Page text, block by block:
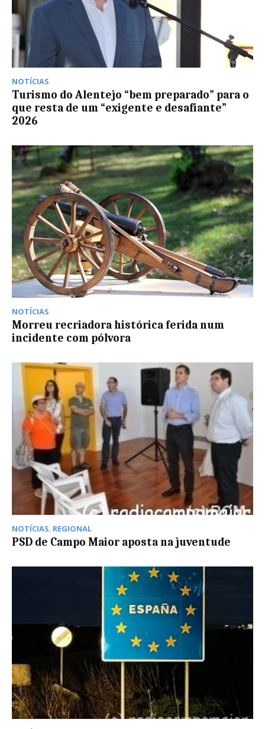
NOTÍCIAS
Turismo do Alentejo “bem preparado” para o
que resta de um “exigente e desafiante”
2026
NOTÍCIAS
Morreu recriadora histórica ferida num
incidente com pólvora
NOTÍCIAS, REGIONAL
PSD de Campo Maior aposta na juventude